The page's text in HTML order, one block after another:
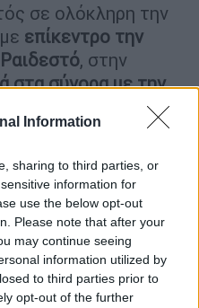
Information
sharing to third parties, or
information for
use the below opt-out
Please note that after your
may continue seeing
information utilized by
to third parties prior to
opt-out of the further
σε ολόκληρη την
επίκεντρο την
, στην
στα σύνορα με την
συμβάνταμετά τον
που σημειώθηκε
της Ηράκλειας στη
του Μαρμαρά στις
του πεδίου